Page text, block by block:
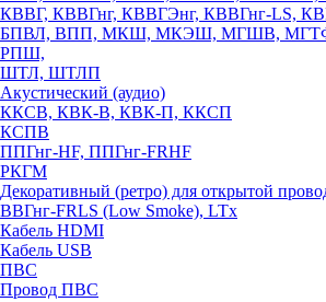
КВВГ, КВВГнг, КВВГЭнг, КВВГнг-LS,
БПВЛ, ВПП, МКШ, МКЭШ, МГШВ,
РПШ,
ШТЛ, ШТЛП
Акустический (аудио)
ККСВ, КВК-В, КВК-П, ККСП
КСПВ
ППГнг-HF, ППГнг-FRHF
РКГМ
Декоративный (ретро) для открытой
ВВГнг-FRLS (Low Smoke), LTx
Кабель HDMI
Кабель USB
ПВС
Провод ПВС